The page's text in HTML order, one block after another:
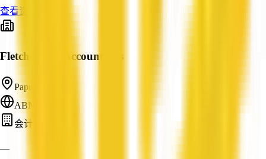
查看资料
Fletcher Tax Accountants
Papunya, NT
ABN: —
会计
—